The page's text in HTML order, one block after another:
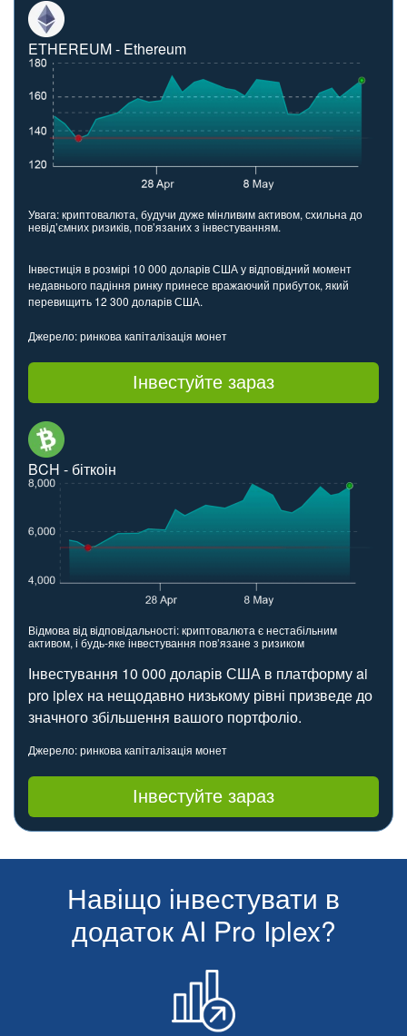
ETHEREUM - Ethereum
Увага: криптовалюта, будучи дуже мінливим активом, схильна до
невід’ємних ризиків, пов’язаних з інвестуванням.
Інвестиція в розмірі 10 000 доларів США у відповідний момент
недавнього падіння ринку принесе вражаючий прибуток, який
перевищить 12 300 доларів США.
Джерело: ринкова капіталізація монет
Інвестуйте зараз
BCH - біткоін
Відмова від відповідальності: криптовалюта є нестабільним
активом, і будь-яке інвестування пов’язане з ризиком
Інвестування 10 000 доларів США в платформу ai
pro iplex на нещодавно низькому рівні призведе до
значного збільшення вашого портфоліо.
Джерело: ринкова капіталізація монет
Інвестуйте зараз
Навіщо інвестувати в
додаток AI Pro Iplex?